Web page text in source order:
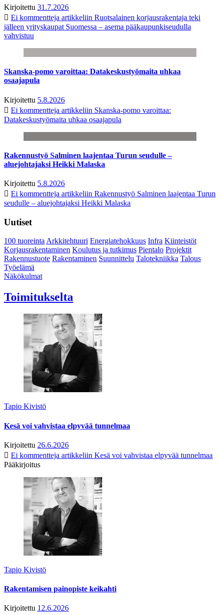
Kirjoitettu 31.7.2026
Ei kommentteja artikkeliin Ruotsalainen korjausrakentaja teki
jälleen yrityskaupat Suomessa – asema pääkaupunkiseudulla
vahvistuu
Skanska-pomo varoittaa: Datakeskustyömaita uhkaa
osaajapula
Kirjoitettu 5.8.2026
Ei kommentteja artikkeliin Skanska-pomo varoittaa:
Datakeskustyömaita uhkaa osaajapula
Rakennustyö Salminen laajentaa Turun seudulle –
aluejohtajaksi Heikki Malaska
Kirjoitettu 5.8.2026
Ei kommentteja artikkeliin Rakennustyö Salminen laajentaa Turun
seudulle – aluejohtajaksi Heikki Malaska
Uutiset
100 tuoreintaArkkitehtuuri Energiatehokkuus Infra Kiinteistöt
Korjausrakentaminen Koulutus ja tutkimus Pientalo Projektit
Rakennustuote Rakentaminen Suunnittelu Talotekniikka Talous
Työelämä
Näkökulmat
Toimitukselta
Tapio Kivistö
Kesä voi vahvistaa elpyvää tunnelmaa
Kirjoitettu 26.6.2026
Ei kommentteja artikkeliin Kesä voi vahvistaa elpyvää tunnelmaa
Pääkirjoitus
Tapio Kivistö
Rakentamisen painopiste keikahti
Kirjoitettu 12.6.2026